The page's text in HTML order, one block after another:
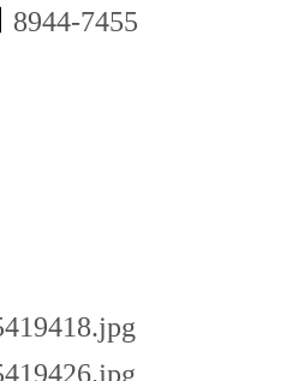
8944-7455